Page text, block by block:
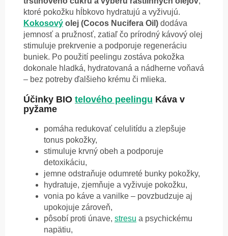
ktoré pokožku hĺbkovo hydratujú a vyživujú.
Kokosový olej (Cocos Nucifera Oil) dodáva
jemnosť a pružnosť, zatiaľ čo prírodný kávový olej
stimuluje prekrvenie a podporuje regeneráciu
buniek. Po použití peelingu zostáva pokožka
dokonale hladká, hydratovaná a nádherne voňavá
– bez potreby ďalšieho krému či mlieka.
Účinky BIO telového peelingu Káva v
pyžame
pomáha redukovať celulitídu a zlepšuje
tonus pokožky,
stimuluje krvný obeh a podporuje
detoxikáciu,
jemne odstraňuje odumreté bunky pokožky,
hydratuje, zjemňuje a vyživuje pokožku,
vonia po káve a vanilke – povzbudzuje aj
upokojuje zároveň,
pôsobí proti únave, stresu a psychickému
napätiu,